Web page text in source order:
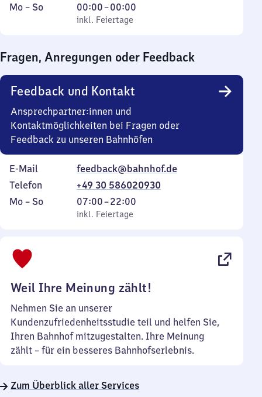
Montag
Mo – So,
inkl. Feiertage
00:00–00:00
Von
0
0
Uhr
inkl. Feiertage
Fragen, Anregungen oder Feedback
Feedback und Kontakt
Ansprechpartner:innen und
Kontaktmöglichkeiten bei Fragen oder
Feedback zu unseren Bahnhöfen
E-Mail
feedback@bahnhof.de
Telefon
+49 30 586020930
Montag
Mo – So,
inkl. Feiertage
07:00–22:00
Von
7
inkl. Feiertage
Weil Ihre Meinung zählt!
Nehmen Sie an unserer
Kundenzufriedenheitsstudie teil und helfen Sie,
Ihren Bahnhof mitzugestalten. Ihre Meinung
zählt – für ein besseres Bahnhofserlebnis.
Zum Überblick aller Services